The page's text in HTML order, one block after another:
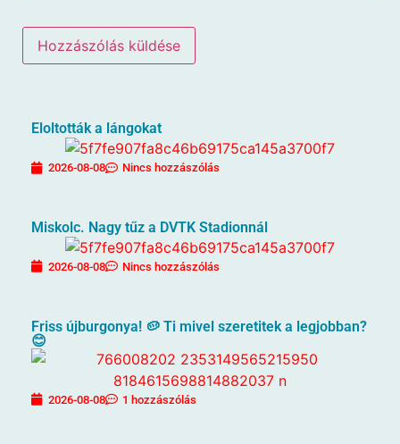
Eloltották a lángokat
2026-08-08 Nincs hozzászólás
Miskolc. Nagy tűz a DVTK Stadionnál
2026-08-08 Nincs hozzászólás
Friss újburgonya! 🥔 Ti mivel szeretitek a legjobban?
😊
2026-08-08 1 hozzászólás